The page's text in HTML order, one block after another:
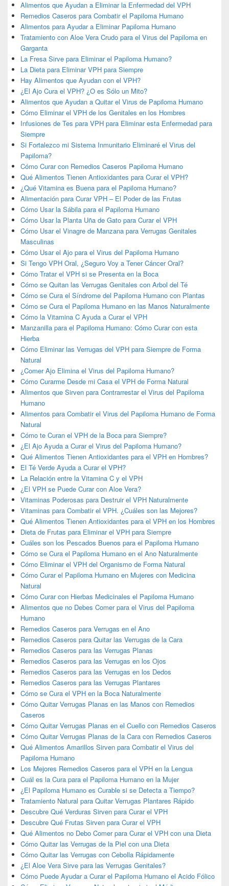
Alimentos que Ayudan a Eliminar la Enfermedad del VPH
Remedios Caseros para Combatir el Papiloma Humano
Alimentos para Ayudar a Eliminar Papiloma Humano
Tratamiento con Aloe Vera Crudo para el Virus del Papiloma en
Garganta
La Fresa Sirve para Eliminar el Papiloma Humano?
La Dieta para Eliminar VPH para Siempre
Hay Alimentos que Ayudan con el VPH?
¿El Ajo Cura el VPH? ¿O es Sólo un Mito?
Alimentos que Ayudan a Quitar el Virus de Papiloma Humano
Cómo Eliminar el VPH de los Genitales en los Hombres
Infusiones de Tes para VPH para Eliminar esta Enfermedad para
Siempre
Si Fortalezco mi Sistema Inmunitario Eliminaré el Virus del
Papiloma?
Cómo Curar con Remedios Caseros Papiloma Humano
Qué Alimentos Tienen Antioxidantes para Curar el VPH?
¿Qué Vitamina es Buena para el Papiloma Humano?
Alimentación para Curar VPH – El Poder de las Frutas
Cómo Usar la Sábila para el Papiloma Humano
Cómo Usar la Planta Uña de Gato para Curar el VPH
Cómo Usar el Vinagre de Manzana para Verrugas Genitales
Masculinas
Cómo Usar el Ajo para el Virus del Papiloma Humano
Si Tengo VPH Oral, ¿Seguro Voy a Tener Cáncer Oral?
Cómo Tratar el VPH si se Presenta en la Boca
Cómo se Quitan las Verrugas Genitales con Arbol del Té
Cómo se Cura el Síndrome del Papiloma Humano con Plantas
Cómo se Cura el Papiloma Humano en las Manos Naturalmente
Cómo la Vitamina C Ayuda a Curar el VPH
Manzanilla para el Papiloma Humano: Cómo Curar con esta
Hierba
Cómo Eliminar las Verrugas del VPH para Siempre de Forma
Natural
¿Comer Ajo Elimina el Virus del Papiloma Humano?
Cómo Curarme Desde mi Casa el VPH de Forma Natural
Alimentos que Sirven para Contrarrestar el Virus del Papiloma
Humano
Alimentos para Combatir el Virus del Papiloma Humano de Forma
Natural
Cómo te Curan el VPH de la Boca para Siempre?
¿El Ajo Ayuda a Curar el Virus del Papiloma Humano?
Qué Alimentos Tienen Antioxidantes para el VPH en Hombres?
El Té Verde Ayuda a Curar el VPH?
La Relación entre la Vitamina C y el VPH
¿El VPH se Puede Curar con Aloe Vera?
Vitaminas Poderosas para Destruir el VPH Naturalmente
Vitaminas para Combatir el VPH. ¿Cuáles son las Mejores?
Qué Alimentos Tienen Antioxidantes para el VPH en los Hombres
Dieta de Frutas para Eliminar el VPH para Siempre
Cuáles son los Pescados Buenos para el Papiloma Humano
Cómo se Cura el Papiloma Humano en el Ano Naturalmente
Cómo Eliminar el VPH del Organismo de Forma Natural
Cómo Curar el Papiloma Humano en Mujeres con Medicina
Natural
Cómo Curar con Hierbas Medicinales el Papiloma Humano
Alimentos que no Debes Comer para el Virus del Papiloma
Humano
Remedios Caseros para Verrugas en el Ano
Remedios Caseros para Quitar las Verrugas de la Cara
Remedios Caseros para las Verrugas Planas
Remedios Caseros para las Verrugas en los Ojos
Remedios Caseros para las Verrugas en los Dedos
Remedios Caseros para las Verrugas Plantares
Cómo se Cura el VPH en la Boca Naturalmente
Cómo Quitar Verrugas Planas en las Manos con Remedios
Caseros
Cómo Quitar Verrugas Planas en el Cuello con Remedios Caseros
Cómo Quitar Verrugas Planas de la Cara con Remedios Caseros
Qué Alimentos Amarillos Sirven para Combatir el Virus del
Papiloma Humano
Los Mejores Remedios Caseros para el VPH en la Lengua
Cuál es la Cura para el Papiloma Humano en la Mujer
¿El Papiloma Humano es Curable si se Detecta a Tiempo?
Tratamiento Natural para Quitar Verrugas Plantares Rápido
Descubre Qué Verduras Sirven para Curar el VPH
Descubre Qué Frutas Sirven para Curar el VPH
Qué Alimentos no Debo Comer para Curar el VPH con una Dieta
Cómo Quitar las Verrugas de la Piel con una Dieta
Cómo Quitar las Verrugas con Cebolla Rápidamente
¿El Aloe Vera Sirve para las Verrugas Genitales?
Cómo Puede Ayudar a Curar el Papiloma Humano el Acido Fólico